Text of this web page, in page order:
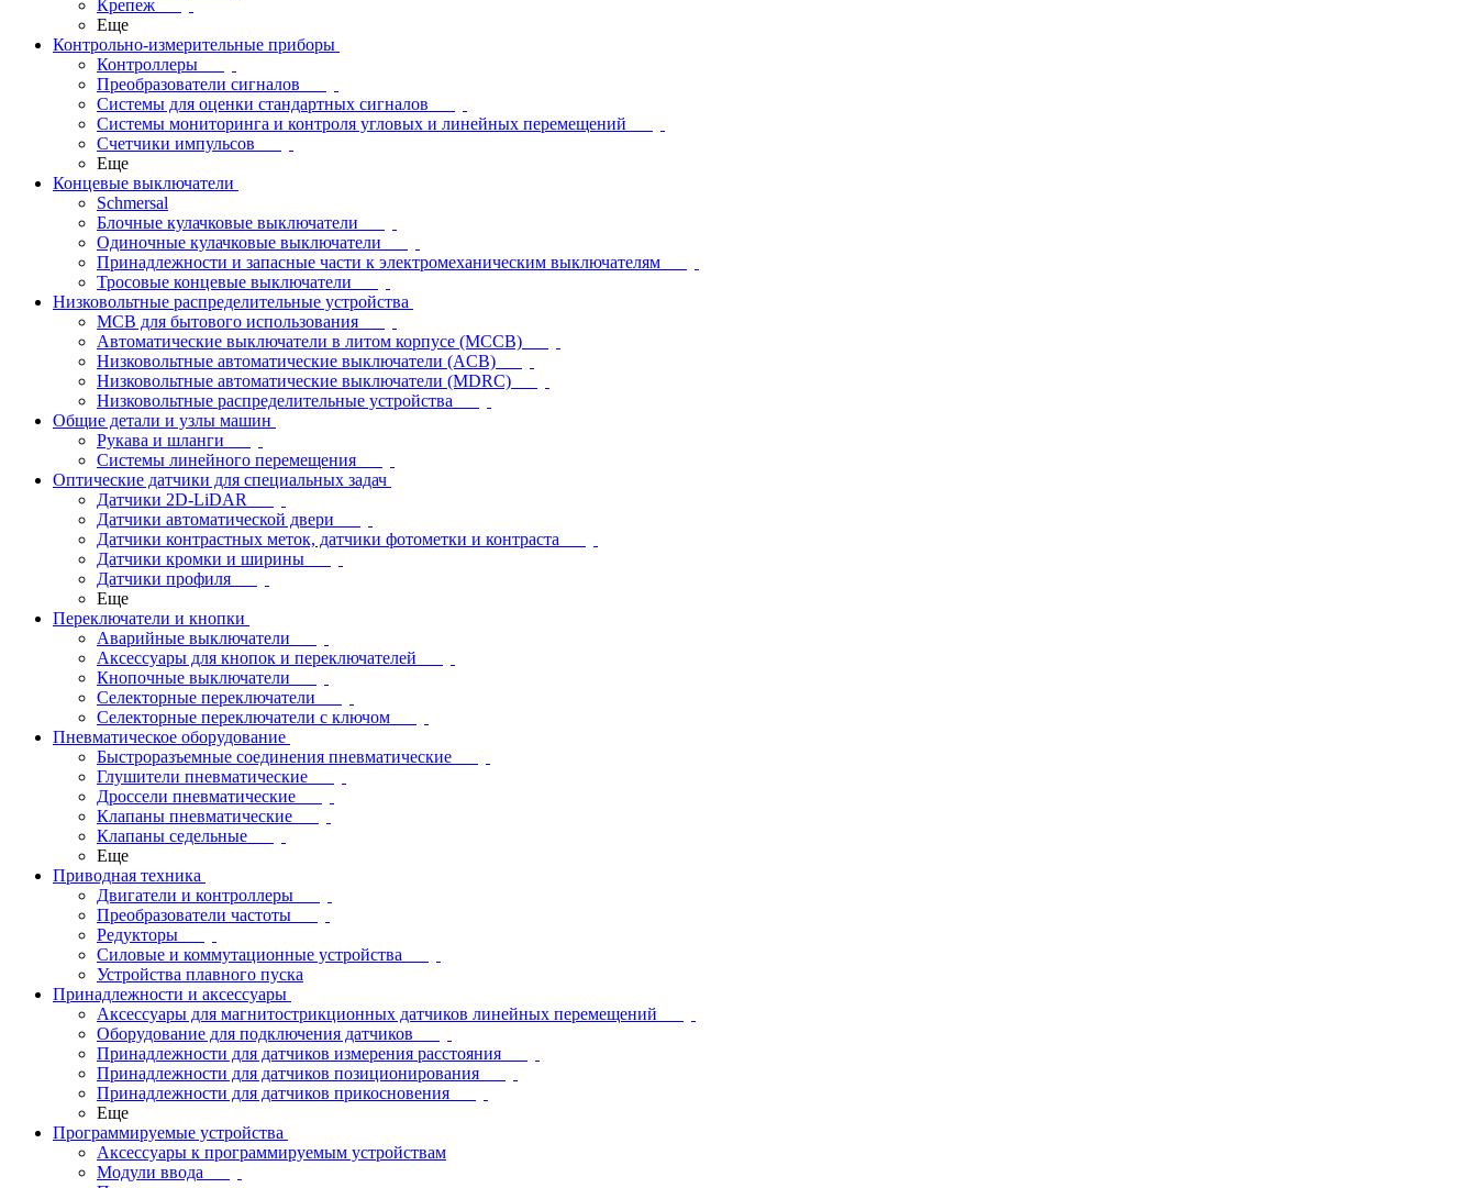
Крепеж
Еще
Контрольно-измерительные приборы
Контроллеры
Преобразователи сигналов
Системы для оценки стандартных сигналов
Системы мониторинга и контроля угловых и линейных перемещений
Счетчики импульсов
Еще
Концевые выключатели
Schmersal
Блочные кулачковые выключатели
Одиночные кулачковые выключатели
Принадлежности и запасные части к электромеханическим выключателям
Тросовые концевые выключатели
Низковольтные распределительные устройства
MCB для бытового использования
Автоматические выключатели в литом корпусе (MCCB)
Низковольтные автоматические выключатели (ACB)
Низковольтные автоматические выключатели (MDRC)
Низковольтные распределительные устройства
Общие детали и узлы машин
Рукава и шланги
Системы линейного перемещения
Оптические датчики для специальных задач
Датчики 2D-LiDAR
Датчики автоматической двери
Датчики контрастных меток, датчики фотометки и контраста
Датчики кромки и ширины
Датчики профиля
Еще
Переключатели и кнопки
Аварийные выключатели
Аксессуары для кнопок и переключателей
Кнопочные выключатели
Селекторные переключатели
Селекторные переключатели с ключом
Пневматическое оборудование
Быстроразъемные соединения пневматические
Глушители пневматические
Дроссели пневматические
Клапаны пневматические
Клапаны седельные
Еще
Приводная техника
Двигатели и контроллеры
Преобразователи частоты
Редукторы
Силовые и коммутационные устройства
Устройства плавного пуска
Принадлежности и аксессуары
Аксессуары для магнитострикционных датчиков линейных перемещений
Оборудование для подключения датчиков
Принадлежности для датчиков измерения расстояния
Принадлежности для датчиков позиционирования
Принадлежности для датчиков прикосновения
Еще
Программируемые устройства
Аксессуары к программируемым устройствам
Модули ввода